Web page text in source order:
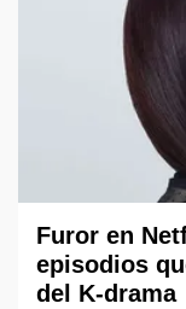
Furor en
episodios
del K-drama